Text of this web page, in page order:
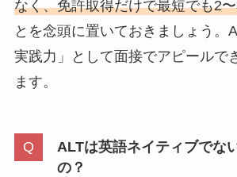
なく、免許取得だけで最短でも2
とを念頭に置いておきましょう。
実践力」として面接でアピールで
ます。
ALTは英語ネイティブでな
の？